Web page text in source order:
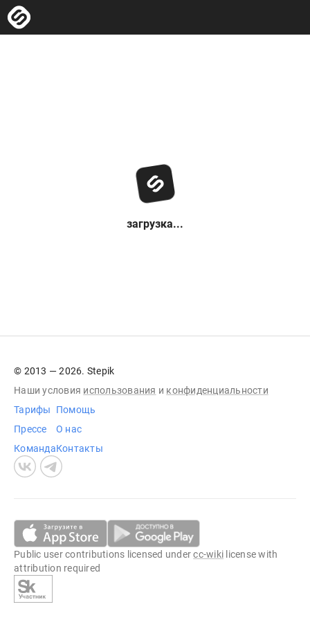
загрузка...
© 2013 — 2026. Stepik
Наши условия использования и конфиденциальности
Тарифы
Прессе
Команда
Помощь
О нас
Контакты
Public user contributions licensed undercc-wiki license with
attribution required